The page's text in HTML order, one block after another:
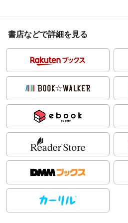
書店などで詳細を見る